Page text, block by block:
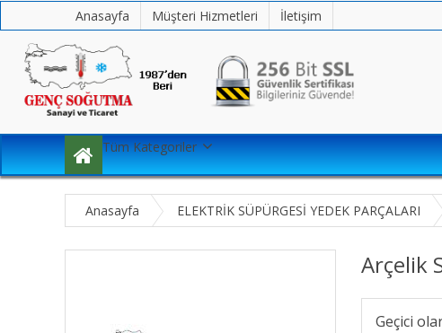
Anasayfa Müşteri Hizmetleri İletişim
Tüm Kategoriler
Anasayfa ELEKTRİK SÜPÜRGESİ YEDEK PARÇALARI
Arçelik
Geçici